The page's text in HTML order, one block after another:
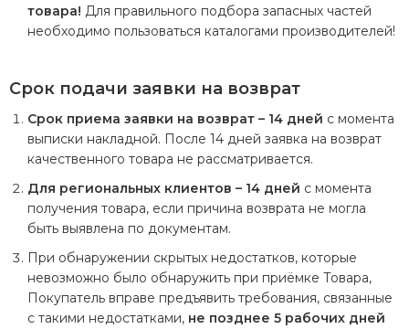
товара! Для правильного подбора запасных частей
необходимо пользоваться каталогами производителей!
Срок подачи заявки на возврат
Срок приема заявки на возврат – 14 дней с момента
выписки накладной. После 14 дней заявка на возврат
качественного товара не рассматривается.
Для региональных клиентов – 14 дней с момента
получения товара, если причина возврата не могла
быть выявлена по документам.
При обнаружении скрытых недостатков, которые
невозможно было обнаружить при приёмке Товара,
Покупатель вправе предъявить требования, связанные
с такими недостатками, не позднее 5 рабочих дней